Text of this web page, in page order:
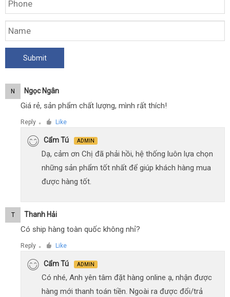
N Ngọc Ngân
Giá rẻ, sản phẩm chất lượng, mình rất thích!
Reply ● Like
Cẩm Tú ADMIN
Dạ, cảm ơn Chị đã phải hồi, hệ thống luôn lựa chọn
những sản phẩm tốt nhất để giúp khách hàng mua
được hàng tốt.
T Thanh Hải
Có ship hàng toàn quốc không nhỉ?
Reply ● Like
Cẩm Tú ADMIN
Có nhé, Anh yên tâm đặt hàng online ạ, nhận được
hàng mới thanh toán tiền. Ngoài ra được đổi/trả